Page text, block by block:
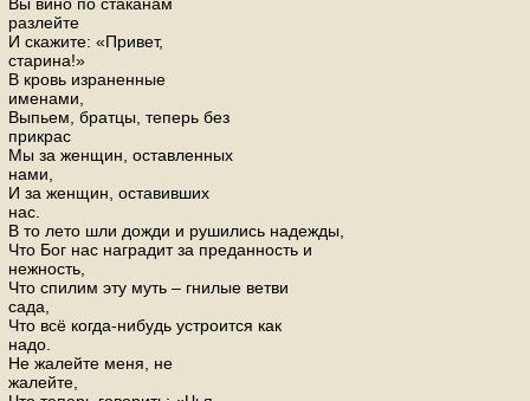
разлейте
И скажите: «Привет,
старина!»
В кровь израненные
именами,
Выпьем, братцы, теперь без
прикрас
Мы за женщин, оставленных
нами,
И за женщин, оставивших
нас.
В то лето шли дожди и рушились надежды,
Что Бог нас наградит за преданность и
нежность,
Что спилим эту муть – гнилые ветви
сада,
Что всё когда-нибудь устроится как
надо.
Не жалейте меня, не
жалейте,